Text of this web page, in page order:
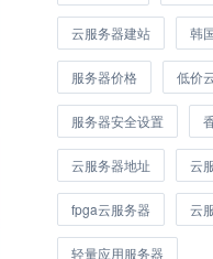
云服务器建站 韩
服务器价格 低价
服务器安全设置
云服务器地址 云
fpga云服务器 云
轻量应用服务器